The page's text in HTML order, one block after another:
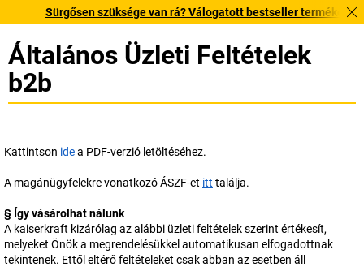
Sürgősen szüksége van rá? Válogatott bestseller termékeinket
Általános Üzleti Feltételek
b2b
Kattintson idea PDF-verzió letöltéséhez.
A magánügyfelekre vonatkozó ÁSZF-et itt találja.
§ Így vásárolhat nálunk
A kaiserkraft kizárólag az alábbi üzleti feltételek szerint értékesít,
melyeket Önök a megrendelésükkel automatikusan elfogadottnak
tekintenek. Ettől eltérő feltételeket csak abban az esetben áll